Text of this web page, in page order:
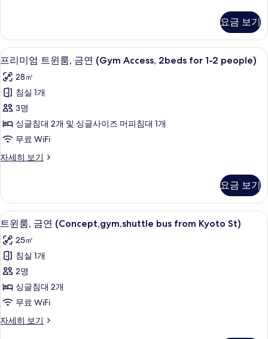
(Gym
Access,Shuttle
from
Kyoto
Station)
사
진
모
두
보
트
리
플
금
연
Access,Shuttle
from
Kyoto
Station)
자
기
요금 보기
프
리
미
엄
트
윈
룸,
금
(Gym
Access,
2beds
for
1-
2
people)
사
진
모
프리미엄 트윈룸, 금연 (Gym Access,
8
프리미엄 트윈룸, 금연 (Gym Access, 2beds for 1-2 people)
28㎡
침실 1개
3명
싱글침대 2개 및 싱글사이즈 머피침대 1개
무료 WiFi
자세히 보기
프
트
윈
룸,
연
(Gym
2beds
for
1-
people)
요금 보기
트
윈
룸,
금
연
(Concept,gym,shuttle
bus
from
저자극성 침구, 오리/거위털 이불, 객실
8
트윈룸, 금연 (Concept,gym,shuttle bus from Kyoto St)
25㎡
침실 1개
2명
싱글침대 2개
무료 WiFi
자세히 보기
트